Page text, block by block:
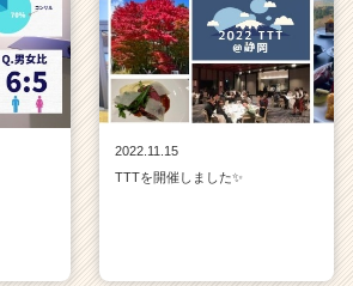
2022.11.15
TTTを開催しました✨